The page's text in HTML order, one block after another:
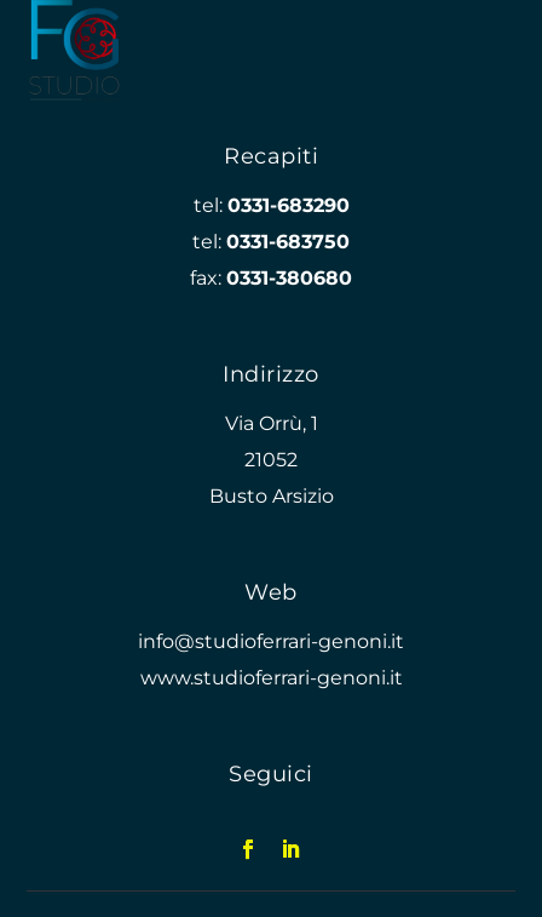
Recapiti
tel: 0331-683290
tel: 0331-683750
fax: 0331-380680
Indirizzo
Via Orrù, 1
21052
Busto Arsizio
Web
info@studioferrari-genoni.it
www.studioferrari-genoni.it
Seguici